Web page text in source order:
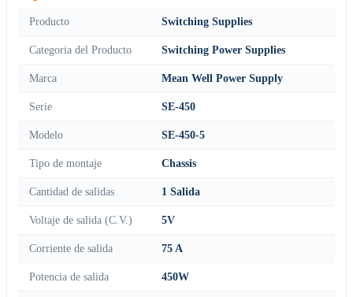
Producto Switching Supplies
Categoria del Producto Switching Power Supplies
Marca Mean Well Power Supply
Serie SE-450
Modelo SE-450-5
Tipo de montaje Chassis
Cantidad de salidas 1 Salida
Voltaje de salida (C.V.) 5V
Corriente de salida 75 A
Potencia de salida 450W